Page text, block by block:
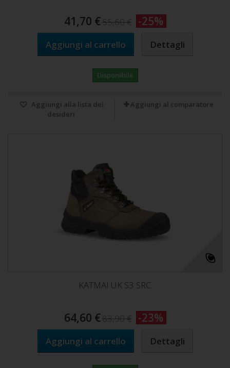
41,70 €55,60 € -25%
Aggiungi al carrello Dettagli
Disponibile
Aggiungi alla lista dei
desideri
Aggiungi al comparatore
KATMAI UK S3 SRC
64,60 €83,90 € -23%
Aggiungi al carrello Dettagli